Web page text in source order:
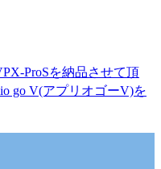
ProSを納品させて頂
go V(アプリオゴーV)を